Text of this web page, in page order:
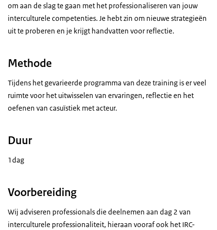
om aan de slag te gaan met het professionaliseren van jouw
interculturele competenties. Je hebt zin om nieuwe strategieën
uit te proberen en je krijgt handvatten voor reflectie.
Methode
Tijdens het gevarieerde programma van deze training is er veel
ruimte voor het uitwisselen van ervaringen, reflectie en het
oefenen van casuïstiek met acteur.
Duur
1dag
Voorbereiding
Wij adviseren professionals die deelnemen aan dag 2 van
interculturele professionaliteit, hieraan vooraf ook het IRC-